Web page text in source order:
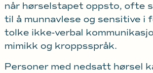
når hørselstapet oppsto, ofte
til å munnavlese og sensitive i
tolke ikke-verbal
mimikk og kroppsspråk.
Personer med nedsatt hørsel